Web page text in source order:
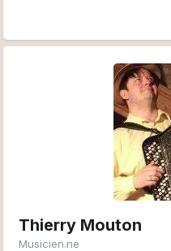
Thierry Mouton
Musicien.ne